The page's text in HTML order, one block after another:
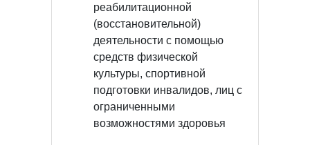
реабилитационной
(восстановительной)
деятельности с помощью
средств физической
культуры, спортивной
подготовки инвалидов, лиц с
ограниченными
возможностями здоровья